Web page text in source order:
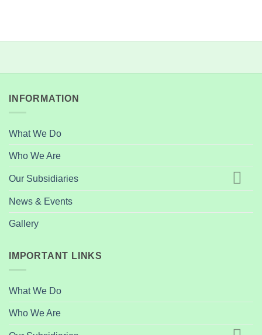
INFORMATION
What We Do
Who We Are
Our Subsidiaries
News & Events
Gallery
IMPORTANT LINKS
What We Do
Who We Are